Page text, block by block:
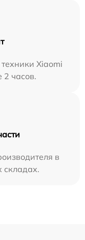
Xiaomi
2 часов.
в
складах.